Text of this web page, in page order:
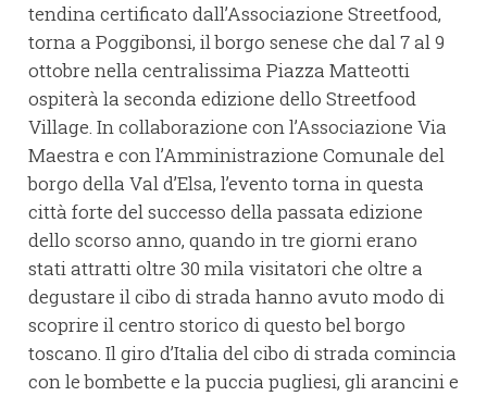
tendina certificato dall’Associazione Streetfood,
torna a Poggibonsi, il borgo senese che dal 7 al 9
ottobre nella centralissima Piazza Matteotti
ospiterà la seconda edizione dello Streetfood
Village. In collaborazione con l’Associazione Via
Maestra e con l’Amministrazione Comunale del
borgo della Val d’Elsa, l’evento torna in questa
città forte del successo della passata edizione
dello scorso anno, quando in tre giorni erano
stati attratti oltre 30 mila visitatori che oltre a
degustare il cibo di strada hanno avuto modo di
scoprire il centro storico di questo bel borgo
toscano. Il giro d’Italia del cibo di strada comincia
con le bombette e la puccia pugliesi, gli arancini e